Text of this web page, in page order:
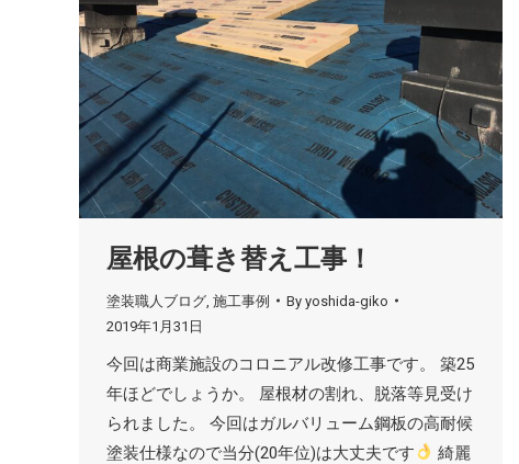
屋根の葺き替え工事！
塗装職人ブログ 施工事例 By yoshida-giko
2019年1月31日
今回は商業施設のコロニアル改修工事です。 築25
年ほどでしょうか。 屋根材の割れ、脱落等見受け
られました。 今回はガルバリューム鋼板の高耐候
塗装仕様なので当分(20年位)は大丈夫です
綺麗